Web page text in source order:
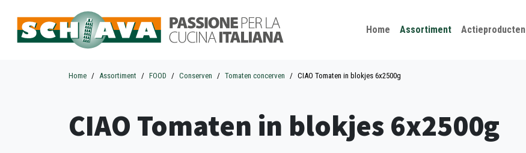
Home Assortiment Actieproducten
Home Assortiment FOOD Conserven Tomaten concerven CIAO Tomaten in blokjes 6x2500g
CIAO Tomaten in blokjes 6x2500g